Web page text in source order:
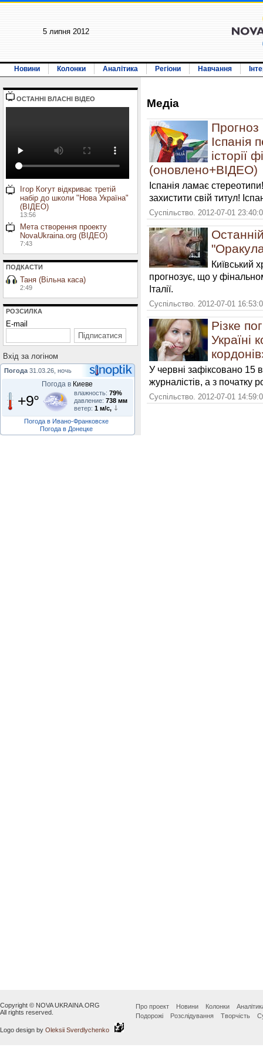
5 липня 2012
Новини Колонки Аналітика Регіони Навчання
ОСТАННI ВЛАСНI ВIДЕО
Ігор Когут відкриває третій
набір до школи "Нова Україна"
(ВІДЕО)
13:56
Мета створення проекту
NovaUkraina.org (ВІДЕО)
7:43
ПОДКАСТИ
Таня (Вільна каса)
2:49
РОЗСИЛКА
E-mail
Вхiд за логiном
Погода 31.03.26, ночь
Погода в Киеве
+9° влажность: 79%
давление: 738 мм
ветер: 1 м/с,
Погода в Ивано-Франковске
Погода в Донецке
Медiа
Прогноз
Іспанія
історії
(оновлено+ВІДЕО)
Іспанія ламає
захистити свій титул!
Суспільство. 2012-07-01
Київський
прогнозує, що у
Італії.
Суспільство. 2012-07-01
Різке
Україні
У червні зафіксовано 15
журналістів, а з початку
Суспільство. 2012-07-01
Copyright © NOVA UKRAINA.ORG
All rights reserved.
Logo design by Oleksii Sverdlychenko
Про проект Новини Колонки
Подорожі
Розслідування Творчість